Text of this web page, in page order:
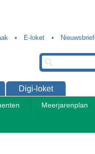
E-loket Nieuwsbrief
Meerjarenplan
Digi-loket